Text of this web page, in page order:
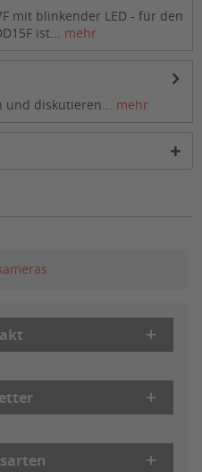
mit blinkender LED - für den
ist... mehr
und diskutieren... mehr